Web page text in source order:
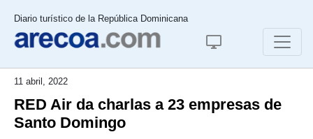
Diario turístico de la República Dominicana
11 abril, 2022
RED Air da charlas a 23 empresas de
Santo Domingo